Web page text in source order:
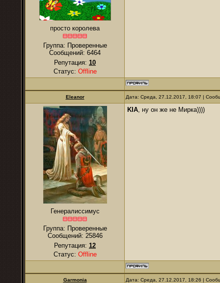
просто королева
Группа: Проверенные
Сообщений: 6464
Репутация: 10
Статус: Offline
Eleanor Дата: Среда, 27.12.2017, 18:07 |
Генералиссимус
Группа: Проверенные
Сообщений: 25846
Репутация: 12
Статус: Offline
KIA, ну он же не Мирка))))
Garmonia Дата: Среда, 27.12.2017, 18:26 |